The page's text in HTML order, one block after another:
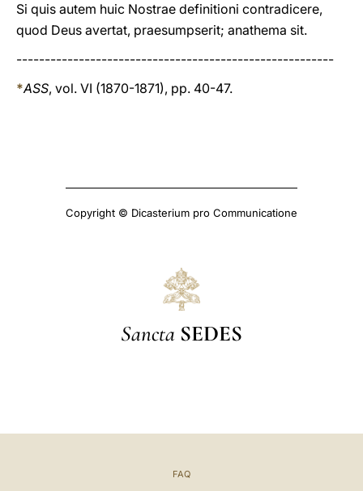
Si quis autem huic Nostrae definitioni contradicere,
quod Deus avertat, praesumpserit; anathema sit.
--------------------------------------------------------
*ASS, vol. VI (1870-1871), pp. 40-47.
Copyright © Dicasterium pro Communicatione
Sancta SEDES
FAQ